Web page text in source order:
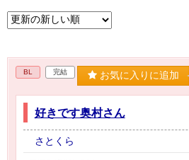
BL 完結 お気に入りに追加
好きです奥村さん
さとくら